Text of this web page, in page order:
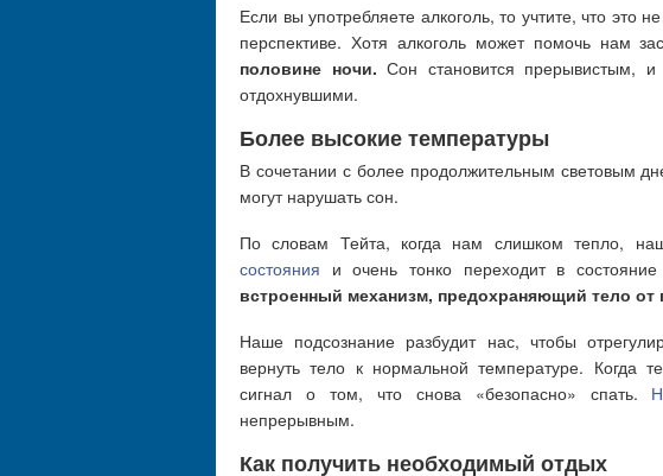
Если вы употребляете алкоголь, то учтите, что это
перспективе. Хотя алкоголь может помочь нам
половине ночи. Сон становится прерывистым,
отдохнувшими.
Более высокие температуры
В сочетании с более продолжительным световым
могут нарушать сон.
По словам Тейта, когда нам слишком тепло,
состояния и очень тонко переходит в состояние
встроенный механизм, предохраняющий тело от
Наше подсознание разбудит нас, чтобы
вернуть тело к нормальной температуре. Когда
сигнал о том, что снова «безопасно» спать.
непрерывным.
Как получить необходимый отдых